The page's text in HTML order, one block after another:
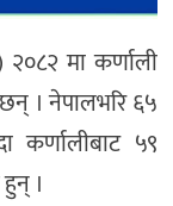
२०८२ मा कर्णाली
छन् । नेपालभरि ६५
कर्णालीबाट ५९
।